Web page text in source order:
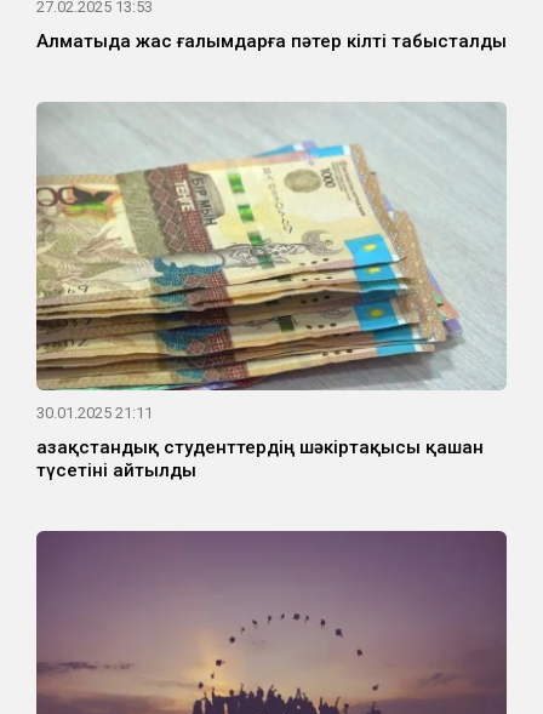
27.02.2025 13:53
Алматыда жас ғалымдарға пәтер кілті табысталды
30.01.2025 21:11
Қазақстандық студенттердің шәкіртақысы қашан
түсетіні айтылды